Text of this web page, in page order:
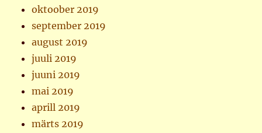
oktoober 2019
september 2019
august 2019
juuli 2019
juuni 2019
mai 2019
aprill 2019
märts 2019